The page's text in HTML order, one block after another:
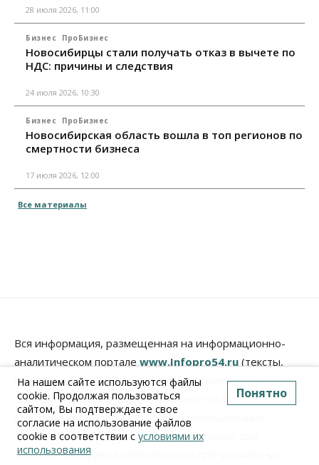
28 июля 2026, 11:00
Бизнес ПроБизнес
Новосибирцы стали получать отказ в вычете по
НДС: причины и следствия
24 июля 2026, 10:30
Бизнес ПроБизнес
Новосибирская область вошла в топ регионов по
смертности бизнеса
17 июля 2026, 12:00
Все материалы
Вся информация, размещенная на информационно-
аналитическом портале www.Infopro54.ru (тексты,
иллюстрации, фотографии, графические материалы,
элементы дизайна, видео), охраняется в соответствии
с законодательством РФ. Любое использование
текстовых материалов допускается только при
соблюдении правил перепечатки и при упоминании
На нашем сайте используются файлы
cookie. Продолжая пользоваться
сайтом, Вы подтверждаете свое
согласие на использование файлов
cookie в соответствии с условиями их
использования
Понятно